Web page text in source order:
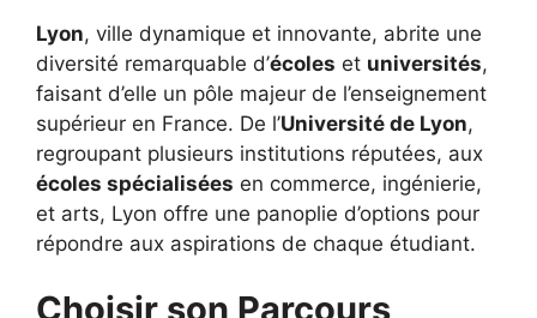
Lyon, ville dynamique et innovante, abrite une
diversité remarquable d’écoles et universités,
faisant d’elle un pôle majeur de l’enseignement
supérieur en France. De l’Université de Lyon,
regroupant plusieurs institutions réputées, aux
écoles spécialisées en commerce, ingénierie,
et arts, Lyon offre une panoplie d’options pour
répondre aux aspirations de chaque étudiant.
Choisir son Parcours